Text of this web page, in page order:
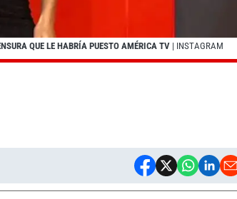
QUE LE HABRÍA PUESTO AMÉRICA TV | INSTAGRAM